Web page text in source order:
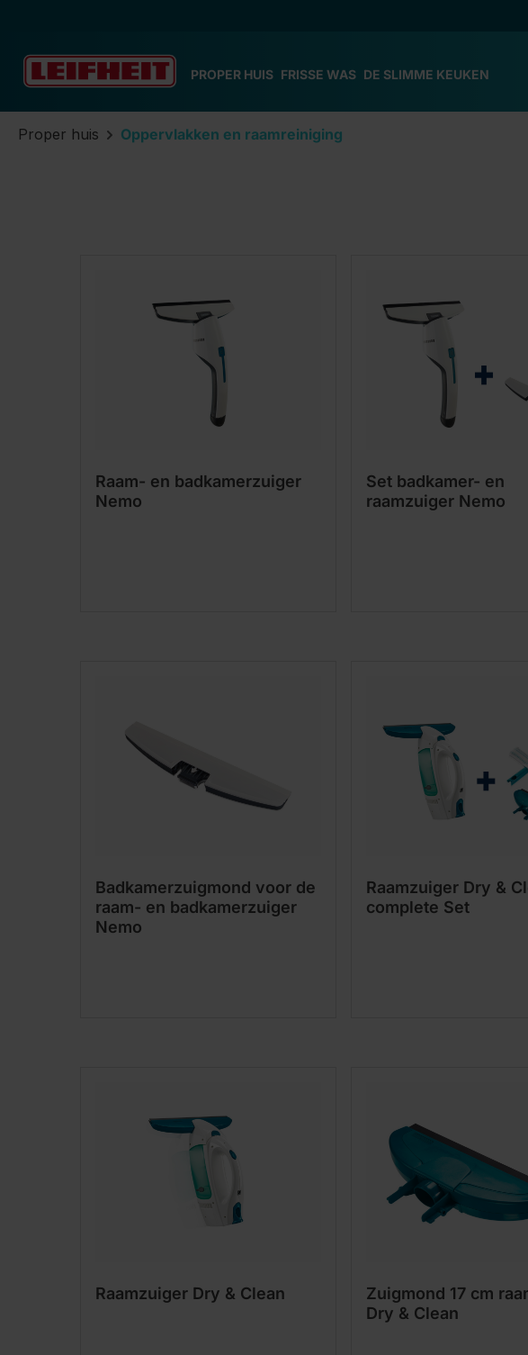
PROPER HUIS FRISSE WAS DE SLIMME KEUKEN
Proper huis Oppervlakken en raamreiniging
Raam- en badkamerzuiger
Nemo
Set badkamer- en
raamzuiger Nemo
Badkamerzuigmond voor de
raam- en badkamerzuiger
Nemo
Raamzuiger Dry &
complete Set
Raamzuiger Dry & Clean
Zuigmond 17 cm
Dry & Clean